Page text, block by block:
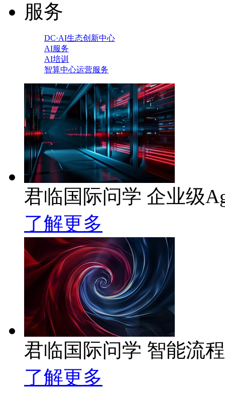
服务
DC·AI生态创新中心
AI服务
AI培训
智算中心运营服务
君临国际问学 企业级
了解更多
君临国际问学 智能流
了解更多